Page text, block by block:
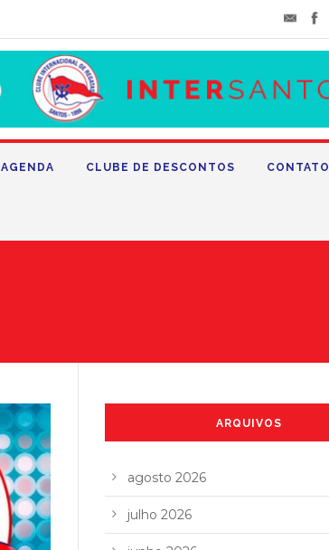
AGENDA CLUBE DE DESCONTOS CONTATO
ARQUIVOS
agosto 2026
julho 2026